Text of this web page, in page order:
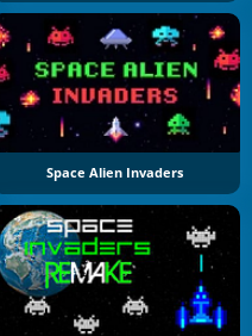
Space Alien Invaders